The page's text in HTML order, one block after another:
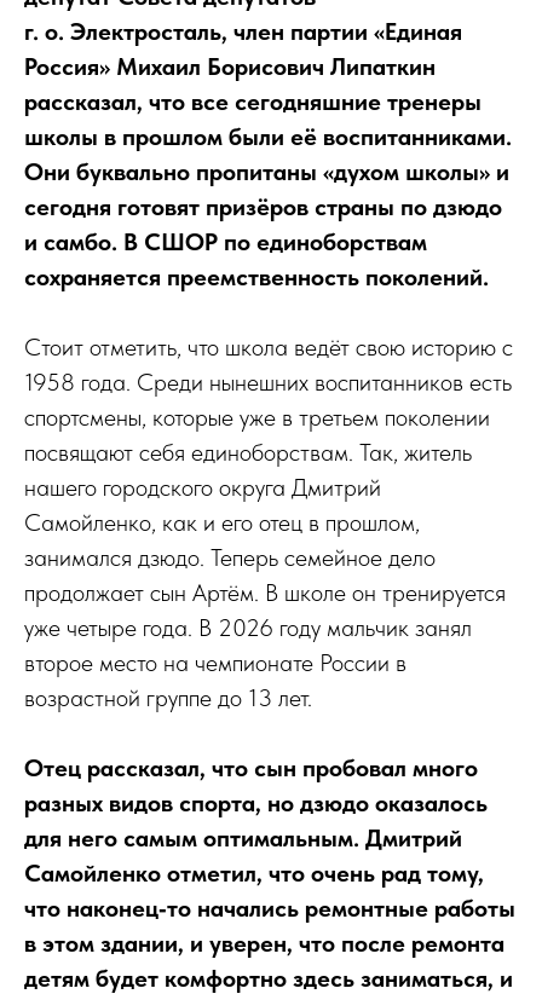
г. о. Электросталь, член партии «Единая
Россия» Михаил Борисович Липаткин
рассказал, что все сегодняшние тренеры
школы в прошлом были её воспитанниками.
Они буквально пропитаны «духом школы» и
сегодня готовят призёров страны по дзюдо
и самбо. В СШОР по единоборствам
сохраняется преемственность поколений.
Стоит отметить, что школа ведёт свою историю с
1958 года. Среди нынешних воспитанников есть
спортсмены, которые уже в третьем поколении
посвящают себя единоборствам. Так, житель
нашего городского округа Дмитрий
Самойленко, как и его отец в прошлом,
занимался дзюдо. Теперь семейное дело
продолжает сын Артём. В школе он тренируется
уже четыре года. В 2026 году мальчик занял
второе место на чемпионате России в
возрастной группе до 13 лет.
Отец рассказал, что сын пробовал много
разных видов спорта, но дзюдо оказалось
для него самым оптимальным. Дмитрий
Самойленко отметил, что очень рад тому,
что наконец‑то начались ремонтные работы
в этом здании, и уверен, что после ремонта
детям будет комфортно здесь заниматься, и